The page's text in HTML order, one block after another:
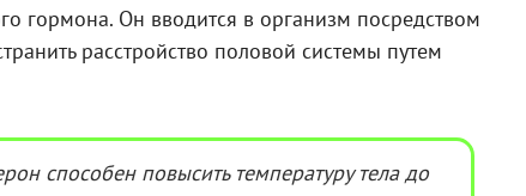
гормона. Он вводится в организм посредством
расстройство половой системы путем
способен повысить температуру тела до